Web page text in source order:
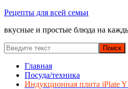
Перейти
содержимому
Рецепты для всей семьи
вкусные и простые блюда на
Главная
Посуда/техника
Индукционная плита iPlate